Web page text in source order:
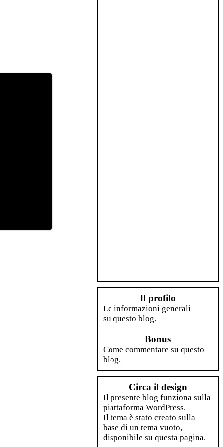
Il profilo
Le informazioni generali
su questo blog.
Bonus
Come commentare su questo
blog.
Circa il design
Il presente blog funziona sulla
piattaforma WordPress.
Il tema è stato creato sulla
base di un tema vuoto,
disponibile su questa pagina.